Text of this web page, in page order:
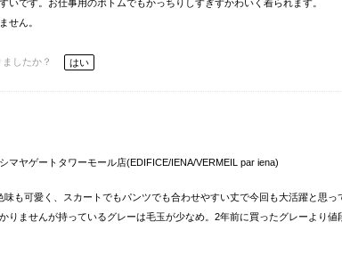
です。お仕事用のボトムでもかっちりしすぎずかわいく着られます。
せん。
したか？ はい
マヤゲートタワーモール店(EDIFICE/IENA/VERMEIL par iena)
も可愛く、スカートでもパンツでも合わせやすい丈で今回も大活躍と思っ
りませんが持っているグレーは毛玉が少なめ。2年前に買ったグレーより値